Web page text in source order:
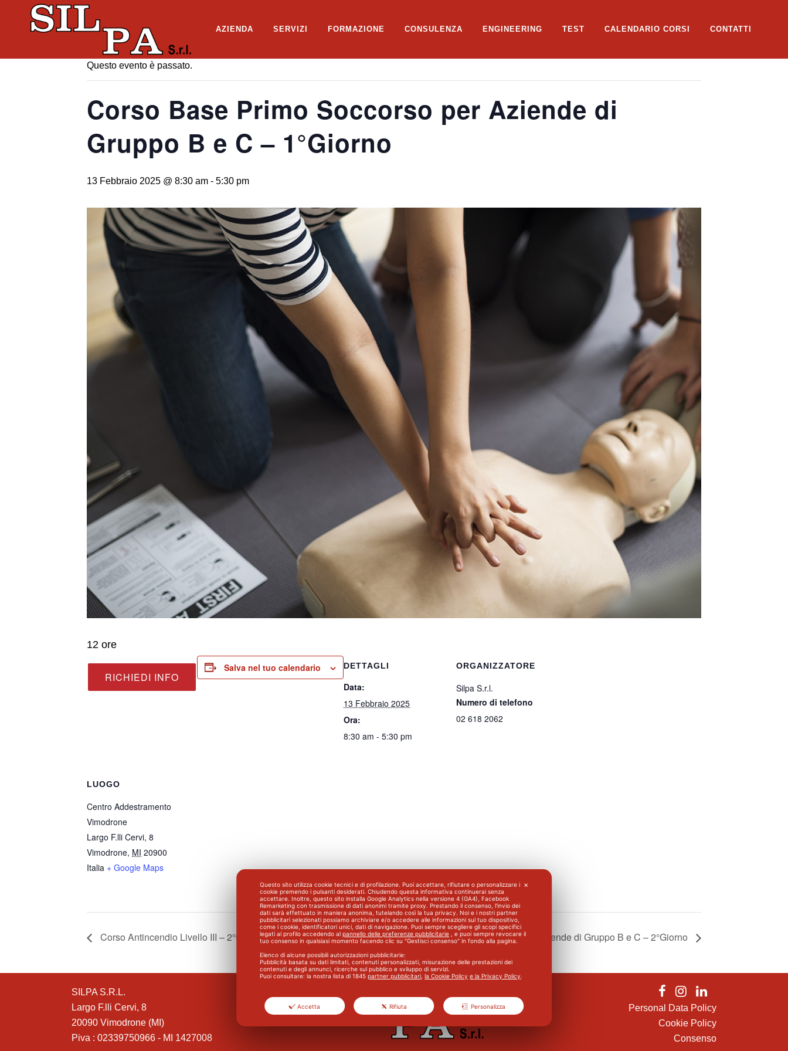
AZIENDA SERVIZI FORMAZIONE CONSULENZA ENGINEERING TEST CALENDARIO CORSI CONTATTI
« Tutti gli Eventi
Questo evento è passato.
Corso Base Primo Soccorso per Aziende di
Gruppo B e C – 1°Giorno
13 Febbraio 2025 @ 8:30 am - 5:30 pm
12 ore
RICHIEDI INFO
Salva nel tuo calendario DETTAGLI
Data:
13 Febbraio 2025
Ora:
8:30 am - 5:30 pm
ORGANIZZATORE
Silpa S.r.l.
Numero di telefono
02 618 2062
LUOGO
Centro Addestramento
Vimodrone
Largo F.lli Cervi, 8
Vimodrone, MI 20900
Italia + Google Maps
Corso Antincendio Livello III – 2°Giorno Corso Base Primo Soccorso per Aziende di Gruppo B e C – 2°Giorno
SILPA S.R.L.
Largo F.lli Cervi, 8
20090 Vimodrone (MI)
Piva : 02339750966 - MI 1427008
Personal Data Policy
Cookie Policy
Consenso
✕
Questo sito utilizza cookie tecnici e di profilazione. Puoi accettare, rifiutare o personalizzare i
cookie premendo i pulsanti desiderati. Chiudendo questa informativa continuerai senza
accettare. Inoltre, questo sito installa Google Analytics nella versione 4 (GA4), Facebook
Remarketing con trasmissione di dati anonimi tramite proxy. Prestando il consenso, l'invio dei
dati sarà effettuato in maniera anonima, tutelando così la tua privacy. Noi e i nostri partner
pubblicitari selezionati possiamo archiviare e/o accedere alle informazioni sul tuo dispositivo,
come i cookie, identificatori unici, dati di navigazione. Puoi sempre scegliere gli scopi specifici
legati al profilo accedendo alpannello delle preferenze pubblicitarie , e puoi sempre revocare il
tuo consenso in qualsiasi momento facendo clic su "Gestisci consenso" in fondo alla pagina.
Elenco di alcune possibili autorizzazioni pubblicitarie:
Pubblicità basata su dati limitati, contenuti personalizzati, misurazione delle prestazioni dei
contenuti e degli annunci, ricerche sul pubblico e sviluppo di servizi.
Puoi consultare: la nostra lista di1845 partner pubblicitari ,la Cookie Policy e la Privacy Policy.
Accetta Rifiuta Personalizza